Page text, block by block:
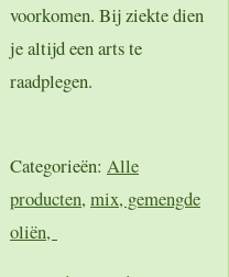
voorkomen. Bij ziekte dien
je altijd een arts te
raadplegen.
Categorieën: Alle
producten, mix, gemengde
oliën,